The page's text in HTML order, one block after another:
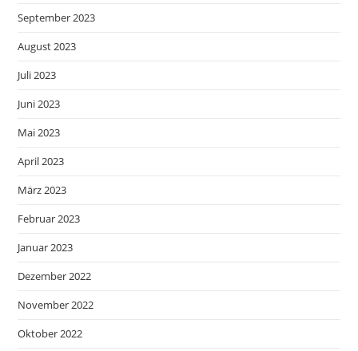
September 2023
August 2023
Juli 2023
Juni 2023
Mai 2023
April 2023
März 2023
Februar 2023
Januar 2023
Dezember 2022
November 2022
Oktober 2022